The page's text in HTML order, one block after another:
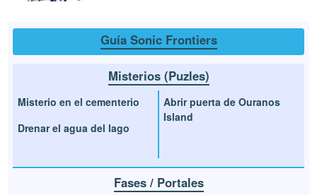
Guía Sonic Frontiers
Misterios (Puzles)
Misterio en el cementerio
Drenar el agua del lago
Abrir puerta de Ouranos
Island
Fases / Portales